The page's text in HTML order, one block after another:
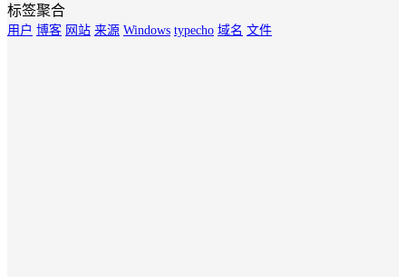
标签聚合
用户 博客 网站 来源 Windows typecho 域名 文件